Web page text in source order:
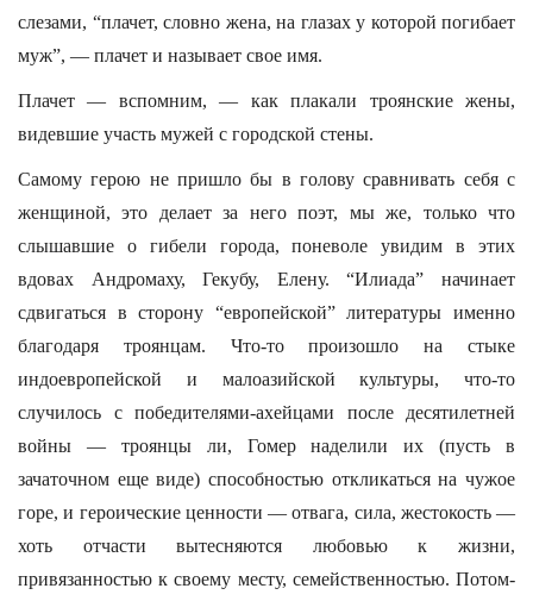
слезами, “плачет, словно жена, на глазах у которой погибает
муж”, — плачет и называет свое имя.
Плачет — вспомним, — как плакали троянские жены,
видевшие участь мужей с городской стены.
Самому герою не пришло бы в голову сравнивать себя с
женщиной, это делает за него поэт, мы же, только что
слышавшие о гибели города, поневоле увидим в этих
вдовах Андромаху, Гекубу, Елену. “Илиада” начинает
сдвигаться в сторону “европейской” литературы именно
благодаря троянцам. Что-то произошло на стыке
индоевропейской и малоазийской культуры, что-то
случилось с победителями-ахейцами после десятилетней
войны — троянцы ли, Гомер наделили их (пусть в
зачаточном еще виде) способностью откликаться на чужое
горе, и героические ценности — отвага, сила, жестокость —
хоть отчасти вытесняются любовью к жизни,
привязанностью к своему месту, семейственностью. Потом-